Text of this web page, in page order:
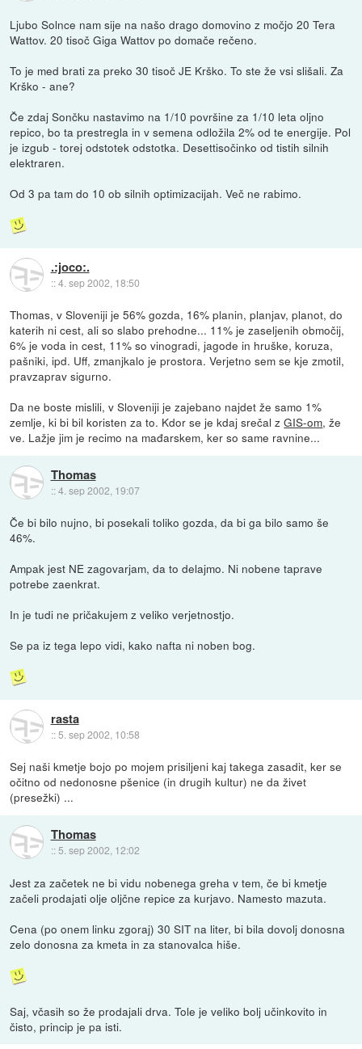
Ljubo Solnce nam sije na našo drago domovino z močjo 20 Tera
Wattov. 20 tisoč Giga Wattov po domače rečeno.
To je med brati za preko 30 tisoč JE Krško. To ste že vsi slišali. Za
Krško - ane?
Če zdaj Sončku nastavimo na 1/10 površine za 1/10 leta oljno
repico, bo ta prestregla in v semena odložila 2% od te energije. Pol
je izgub - torej odstotek odstotka. Desettisočinko od tistih silnih
elektraren.
Od 3 pa tam do 10 ob silnih optimizacijah. Več ne rabimo.
.:joco:.
::4. sep 2002, 18:50
Thomas, v Sloveniji je 56% gozda, 16% planin, planjav, planot, do
katerih ni cest, ali so slabo prehodne... 11% je zaseljenih območij,
6% je voda in cest, 11% so vinogradi, jagode in hruške, koruza,
pašniki, ipd. Uff, zmanjkalo je prostora. Verjetno sem se kje zmotil,
pravzaprav sigurno.
Da ne boste mislili, v Sloveniji je zajebano najdet že samo 1%
zemlje, ki bi bil koristen za to. Kdor se je kdaj srečal zGIS-om, že
ve. Lažje jim je recimo na mađarskem, ker so same ravnine...
Thomas
::4. sep 2002, 19:07
Če bi bilo nujno, bi posekali toliko gozda, da bi ga bilo samo še
46%.
Ampak jest NE zagovarjam, da to delajmo. Ni nobene taprave
potrebe zaenkrat.
In je tudi ne pričakujem z veliko verjetnostjo.
Se pa iz tega lepo vidi, kako nafta ni noben bog.
rasta
::5. sep 2002, 10:58
Sej naši kmetje bojo po mojem prisiljeni kaj takega zasadit, ker se
očitno od nedonosne pšenice (in drugih kultur) ne da živet
(presežki) ...
Thomas
:: 5. sep 2002, 12:02
Jest za začetek ne bi vidu nobenega greha v tem, če bi kmetje
začeli prodajati olje oljčne repice za kurjavo. Namesto mazuta.
Cena (po onem linku zgoraj) 30 SIT na liter, bi bila dovolj donosna
zelo donosna za kmeta in za stanovalca hiše.
Saj, včasih so že prodajali drva. Tole je veliko bolj učinkovito in
čisto, princip je pa isti.